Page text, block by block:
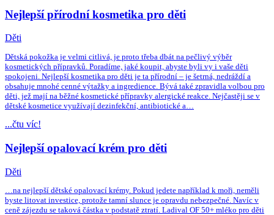
Nejlepší přírodní kosmetika pro děti
Děti
Dětská pokožka je velmi citlivá, je proto třeba dbát na pečlivý výběr
kosmetických přípravků. Poradíme, jaké koupit, abyste byli vy i vaše děti
spokojeni. Nejlepší kosmetika pro děti je ta přírodní – je šetrná, nedráždí a
obsahuje mnohé cenné výtažky a ingredience. Bývá také zpravidla volbou pro
děti, jež mají na běžné kosmetické přípravky alergické reakce. Nejčastěji se v
dětské kosmetice využívají dezinfekční, antibiotické a…
...čtu víc!
Nejlepší opalovací krém pro děti
Děti
…na nejlepší dětské opalovací krémy. Pokud jedete například k moři, neměli
byste litovat investice, protože tamní slunce je opravdu nebezpečné. Navíc v
ceně zájezdu se taková částka v podstatě ztratí. Ladival OF 50+ mléko pro děti